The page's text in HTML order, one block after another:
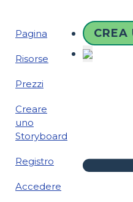
Pagina
Risorse
Prezzi
Creare
uno
Storyboard
Registro
Accedere
CREA